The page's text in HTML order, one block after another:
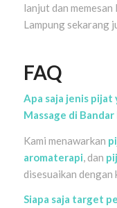
lanjut dan
Lampung sekarang
FAQ
Apa saja jenis
Massage di Bandar
Kami menawarkan
aromaterapi, dan
disesuaikan
Siapa saja target